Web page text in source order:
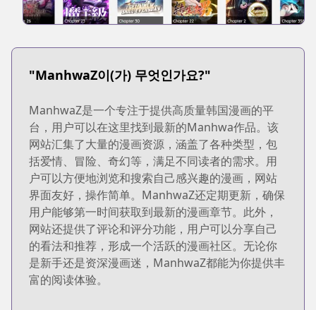
"ManhwaZ이(가) 무엇인가요?"
ManhwaZ是一个专注于提供高质量韩国漫画的平
台，用户可以在这里找到最新的Manhwa作品。该
网站汇集了大量的漫画资源，涵盖了各种类型，包
括爱情、冒险、奇幻等，满足不同读者的需求。用
户可以方便地浏览和搜索自己感兴趣的漫画，网站
界面友好，操作简单。ManhwaZ还定期更新，确保
用户能够第一时间获取到最新的漫画章节。此外，
网站还提供了评论和评分功能，用户可以分享自己
的看法和推荐，形成一个活跃的漫画社区。无论你
是新手还是资深漫画迷，ManhwaZ都能为你提供丰
富的阅读体验。